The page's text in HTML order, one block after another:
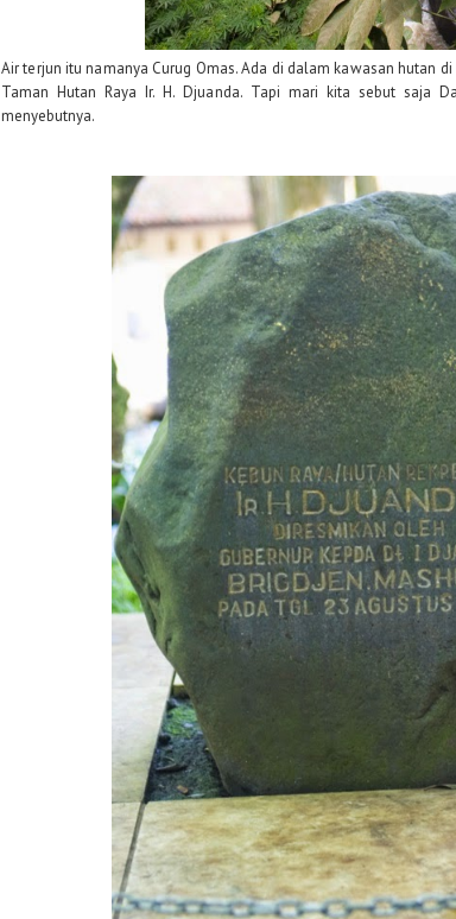
Air terjun itu namanya Curug Omas. Ada di dalam kawasan hutan
Taman Hutan Raya Ir. H. Djuanda. Tapi mari kita sebut saja
menyebutnya.